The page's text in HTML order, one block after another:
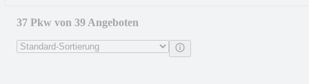
37 Pkw von 39 Angeboten